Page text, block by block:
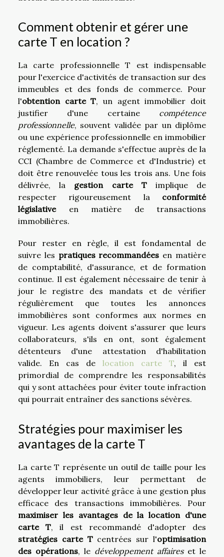
Comment obtenir et gérer une
carte T en location ?
La carte professionnelle T est indispensable
pour l'exercice d'activités de transaction sur des
immeubles et des fonds de commerce. Pour
l'obtention carte T, un agent immobilier doit
justifier d'une certaine compétence
professionnelle, souvent validée par un diplôme
ou une expérience professionnelle en immobilier
réglementé. La demande s'effectue auprès de la
CCI (Chambre de Commerce et d'Industrie) et
doit être renouvelée tous les trois ans. Une fois
délivrée, la gestion carte Timplique de
respecter rigoureusement la conformité
législativeen matière de transactions
immobilières.
Pour rester en règle, il est fondamental de
suivre les pratiques recommandées en matière
de comptabilité, d'assurance, et de formation
continue. Il est également nécessaire de tenir à
jour le registre des mandats et de vérifier
régulièrement que toutes les annonces
immobilières sont conformes aux normes en
vigueur. Les agents doivent s'assurer que leurs
collaborateurs, s'ils en ont, sont également
détenteurs d'une attestation d'habilitation
valide. En cas de location carte T, il est
primordial de comprendre les responsabilités
qui y sont attachées pour éviter toute infraction
qui pourrait entraîner des sanctions sévères.
Stratégies pour maximiser les
avantages de la carte T
La carte T représente un outil de taille pour les
agents immobiliers, leur permettant de
développer leur activité grâce à une gestion plus
efficace des transactions immobilières. Pour
maximiser les avantages de la location d'une
carte T, il est recommandé d'adopter des
stratégies carte Tcentrées sur l'optimisation
des opérations, le développement affaireset le